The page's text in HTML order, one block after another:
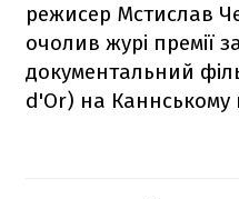
режисер Мстислав
очолив журі премії
документальний
d'Or) на Каннському